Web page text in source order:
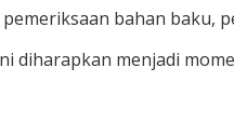
bahan baku,
diharapkan menjadi